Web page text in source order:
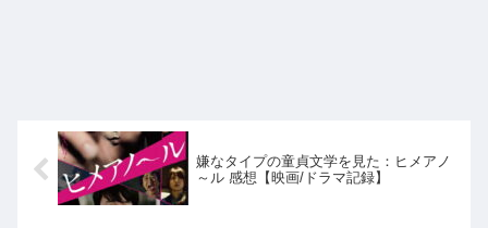
嫌なタイプの童貞文学を見た：ヒメアノ
～ル 感想【映画/ドラマ記録】